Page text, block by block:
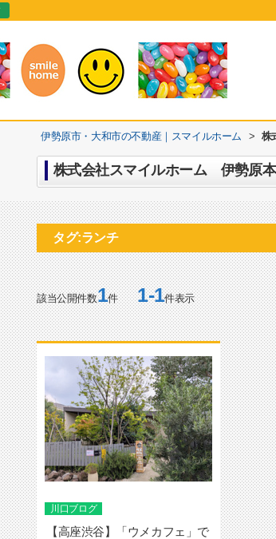
伊勢原市・大和市の不動産｜スマイルホーム > 株
株式会社スマイルホーム 伊勢原
タグ:ランチ
該当公開件数1件1-1件表示
川口ブログ
【高座渋谷】「ウメカフェ」で